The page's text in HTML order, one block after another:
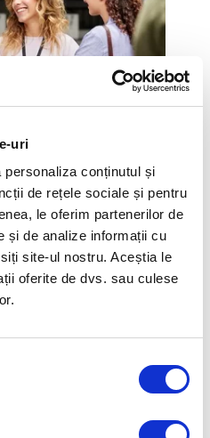
uri
conținutul și
de rețele sociale și pentru
le oferim partenerilor de
și de analize informații cu
site-ul nostru. Aceștia le
oferite de dvs. sau culese
PROGRAM
PENTRU ECHIPA
CONTROLS